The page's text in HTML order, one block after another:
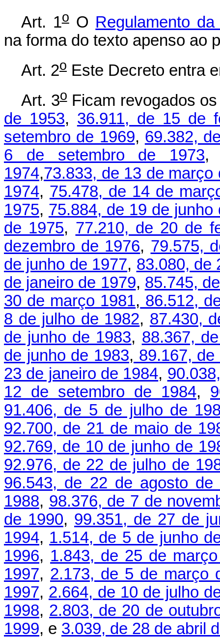
Art. 1oO Regulamento
na forma do texto apenso ao
Art. 2o Este Decreto entra
Art. 3oFicam revogados
de 1953, 36.911, de 15 de
setembro de 1969, 69.382,
6 de setembro de 1973
1974,73.833, de 13 de março
1974, 75.478, de 14 de
1975, 75.884, de 19 de junho
de 1975, 77.210, de 20 de
dezembro de 1976, 79.575,
de junho de 1977, 83.080, de
de janeiro de 1979, 85.745,
30 de março 1981, 86.512,
8 de julho de 1982, 87.430,
de junho de 1983, 88.367,
de junho de 1983, 89.167,
23 de janeiro de 1984,
12 de setembro de 1984,
91.406, de 5 de julho de
92.700, de 21 de maio de
92.769, de 10 de junho de
92.976, de 22 de julho de
96.543, de 22 de agosto de
1988, 98.376, de 7 de
de 1990, 99.351, de 27 de
1994, 1.514, de 5 de junho
1996, 1.843, de 25 de
1997, 2.173, de 5 de março
1997, 2.664, de 10 de julho
1998, 2.803, de 20 de
1999, e 3.039, de 28 de abril